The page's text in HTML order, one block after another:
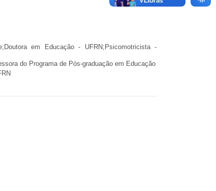
em Educação - UFRN;Psicomotricista -
do Programa de Pós-graduação em Educação